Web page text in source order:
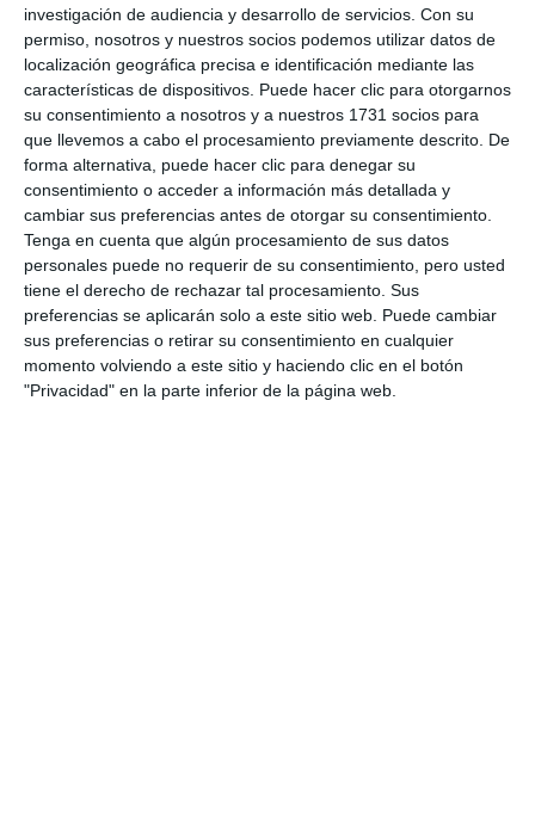
investigación de audiencia y desarrollo de servicios. Con su
permiso, nosotros y nuestros socios podemos utilizar datos de
localización geográfica precisa e identificación mediante las
características de dispositivos. Puede hacer clic para otorgarnos
su consentimiento a nosotros y a nuestros 1731 socios para
que llevemos a cabo el procesamiento previamente descrito. De
forma alternativa, puede hacer clic para denegar su
consentimiento o acceder a información más detallada y
cambiar sus preferencias antes de otorgar su consentimiento.
Tenga en cuenta que algún procesamiento de sus datos
personales puede no requerir de su consentimiento, pero usted
tiene el derecho de rechazar tal procesamiento. Sus
preferencias se aplicarán solo a este sitio web. Puede cambiar
sus preferencias o retirar su consentimiento en cualquier
momento volviendo a este sitio y haciendo clic en el botón
"Privacidad" en la parte inferior de la página web.
La Sala de Armas Adalid Mijas
agradece al Ayuntamiento la
subvención municipal
DEPORTES
Los clubes de esgrima, ajedrez,
bádminton y pesca reciben las
subvenciones de Deportes
ACTUALIDAD
La mijeña Ludmila Durán,
campeona de Andalucía de
esgrima M15